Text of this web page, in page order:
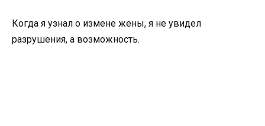
Когда я узнал о измене жены, я не увидел
разрушения, а возможность.